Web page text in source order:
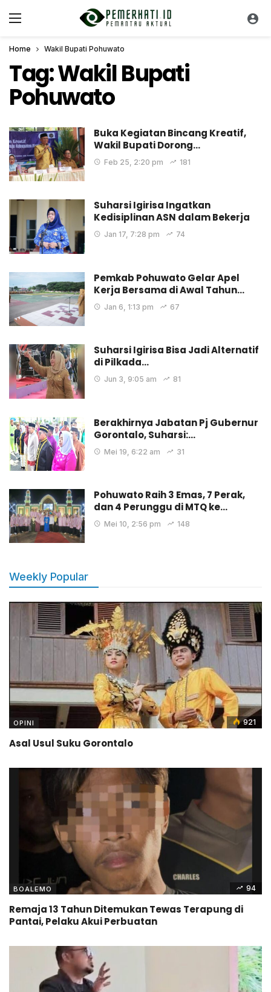
Home Wakil Bupati Pohuwato
Tag:Wakil Bupati
Pohuwato
Buka Kegiatan Bincang Kreatif,
Wakil Bupati Dorong…
Feb 25, 2:20 pm 181
Suharsi Igirisa Ingatkan
Kedisiplinan ASN dalam Bekerja
Jan 17, 7:28 pm 74
Pemkab Pohuwato Gelar Apel
Kerja Bersama di Awal Tahun…
Jan 6, 1:13 pm 67
Suharsi Igirisa Bisa Jadi Alternatif
di Pilkada…
Jun 3, 9:05 am 81
Berakhirnya Jabatan Pj Gubernur
Gorontalo, Suharsi:…
Mei 19, 6:22 am 31
Pohuwato Raih 3 Emas, 7 Perak,
dan 4 Perunggu di MTQ ke…
Mei 10, 2:56 pm 148
Weekly Popular
OPINI 921
Asal Usul Suku Gorontalo
BOALEMO 94
Remaja 13 Tahun Ditemukan Tewas Terapung di
Pantai, Pelaku Akui Perbuatan